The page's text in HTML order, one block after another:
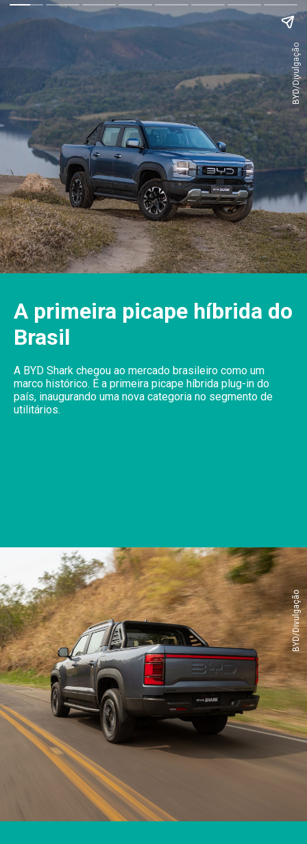
BYD/Divulgação
A primeira picape híbrida do
Brasil
A BYD Shark chegou ao mercado brasileiro como um
marco histórico. É a primeira picape híbrida plug-in do
país, inaugurando uma nova categoria no segmento de
utilitários.
BYD/Divulgação